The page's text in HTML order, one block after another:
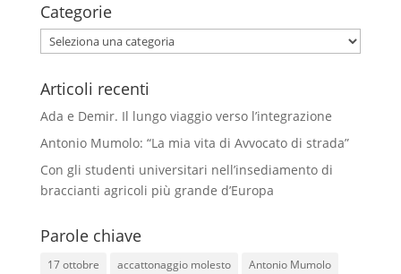
Categorie
Categorie
Articoli recenti
Ada e Demir. Il lungo viaggio verso l’integrazione
Antonio Mumolo: “La mia vita di Avvocato di strada”
Con gli studenti universitari nell’insediamento di
braccianti agricoli più grande d’Europa
Parole chiave
17 ottobre accattonaggio molesto
Antonio Mumolo